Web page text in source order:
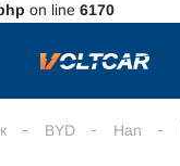
on line 6170
BYD Han